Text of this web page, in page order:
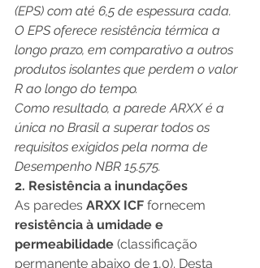
(EPS) com até 6,5 de espessura cada.
O EPS oferece resistência térmica a
longo prazo, em comparativo a outros
produtos isolantes que perdem o valor
R ao longo do tempo.
Como resultado, a parede ARXX é a
única no Brasil a superar todos os
requisitos exigidos pela norma de
Desempenho NBR 15.575.
2. Resistência a inundações
As paredes ARXX ICF fornecem
resistência à umidade e
permeabilidade (classificação
permanente abaixo de 1,0). Desta